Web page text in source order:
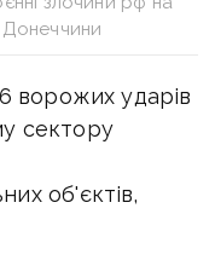
Донеччини
ворожих ударів
сектору
об'єктів,